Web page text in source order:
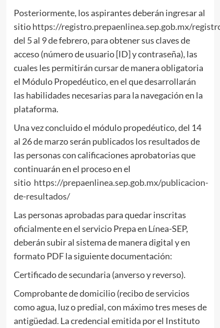
Posteriormente, los aspirantes deberán ingresar al
sitiohttps://registro.prepaenlinea.sep.gob.mx/
del 5 al 9 de febrero, para obtener sus claves de
acceso (número de usuario [ID] y contraseña), las
cuales les permitirán cursar de manera obligatoria
el Módulo Propedéutico, en el que desarrollarán
las habilidades necesarias para la navegación en la
plataforma.
Una vez concluido el módulo propedéutico, del 14
al 26 de marzo serán publicados los resultados de
las personas con calificaciones aprobatorias que
continuarán en el proceso en el
sitio https://prepaenlinea.sep.gob.mx/publicacion-
de-resultados/
Las personas aprobadas para quedar inscritas
oficialmente en el servicio Prepa en Línea-SEP,
deberán subir al sistema de manera digital y en
formato PDF la siguiente documentación:
Certificado de secundaria (anverso y reverso).
Comprobante de domicilio (recibo de servicios
como agua, luz o predial, con máximo tres meses de
antigüedad. La credencial emitida por el Instituto